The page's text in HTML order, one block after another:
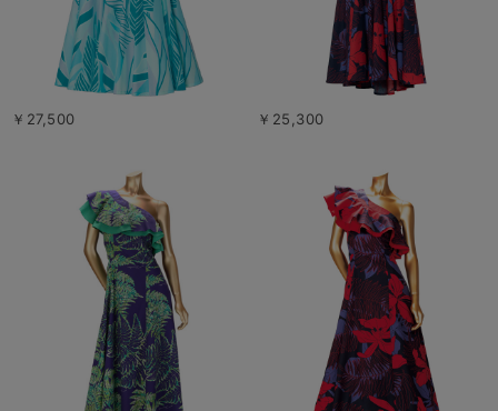
￥27,500 ￥25,300